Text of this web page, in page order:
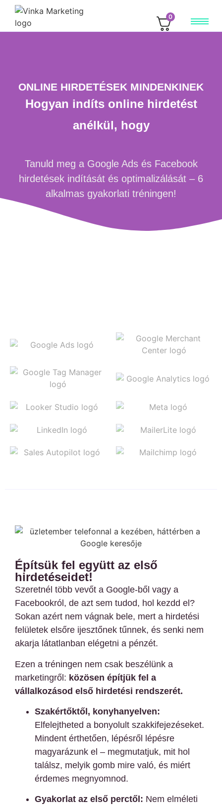
0
ONLINE HIRDETÉSEK MINDENKINEK
Hogyan indíts online hirdetést
anélkül, hogy
Tanuld meg a Google Ads és Facebook
hirdetések indítását és optimalizálását – 6
alkalmas gyakorlati tréningen!
Építsük fel együtt az első
hirdetéseidet!
Szeretnél több vevőt a Google-ből vagy a
Facebookról, de azt sem tudod, hol kezdd el?
Sokan azért nem vágnak bele, mert a hirdetési
felületek elsőre ijesztőnek tűnnek, és senki nem
akarja látatlanban elégetni a pénzét.
Ezen a tréningen nem csak beszélünk a
marketingről: közösen építjük fel a
vállalkozásod első hirdetési rendszerét.
Szakértőktől, konyhanyelven:
Elfelejtheted a bonyolult szakkifejezéseket.
Mindent érthetően, lépésről lépésre
magyarázunk el – megmutatjuk, mit hol
találsz, melyik gomb mire való, és miért
érdemes megnyomnod.
Gyakorlat az első perctől: Nem elméleti